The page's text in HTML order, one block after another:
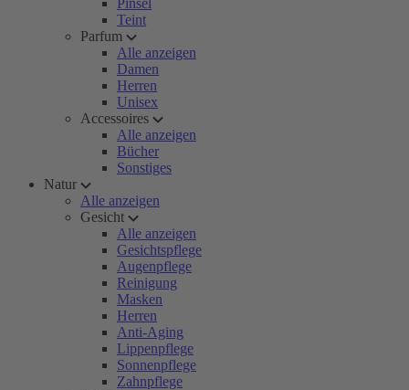
Pinsel
Teint
Parfum
Alle anzeigen
Damen
Herren
Unisex
Accessoires
Alle anzeigen
Bücher
Sonstiges
Natur
Alle anzeigen
Gesicht
Alle anzeigen
Gesichtspflege
Augenpflege
Reinigung
Masken
Herren
Anti-Aging
Lippenpflege
Sonnenpflege
Zahnpflege